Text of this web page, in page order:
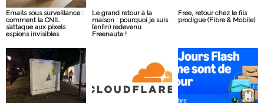
Emails sous surveillance :
comment la CNIL
s’attaque aux pixels
espions invisibles
Le grand retour à la
maison : pourquoi je suis
(enfin) redevenu
Freenaute !
Free, retour chez le fils
prodigue (Fibre & Mobile)